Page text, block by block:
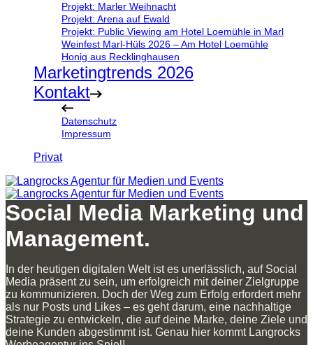
Projekt: Marler Weihnacht
Projekt: Arena auf Ewald
Projekt: Public Viewing am Hotel Loemühle in Marl
Weinfest Marl-Hüls 2026 – Am Hotel Loemühle
Honig aus Recklinghausen
Marketingtrends 2026
Kontakt
Datenschutz
Impressum
Privat
Social Media Marketing und
Management.
In der heutigen digitalen Welt ist es unerlässlich, auf Social
Media präsent zu sein, um erfolgreich mit deiner Zielgruppe
zu kommunizieren. Doch der Weg zum Erfolg erfordert mehr
als nur Posts und Likes – es geht darum, eine nachhaltige
Strategie zu entwickeln, die auf deine Marke, deine Ziele und
deine Kunden abgestimmt ist. Genau hier kommt Langrocks